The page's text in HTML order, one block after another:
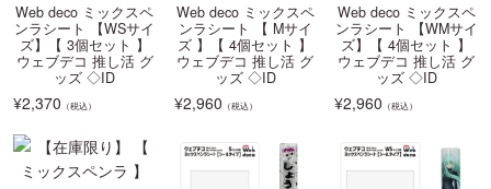
Web deco ミックスペ
ンラシート 【WSサイ
ズ】【 3個セット 】
ウェブデコ 推し活 グ
ッズ ◇ID
¥2,370 （税込）
Web deco ミックスペ
ンラシート 【 Mサイ
ズ 】【 4個セット 】
ウェブデコ 推し活 グ
ッズ ◇ID
¥2,960 （税込）
Web deco ミックスペ
ンラシート 【WMサイ
ズ】【 4個セット 】
ウェブデコ 推し活 グ
ッズ ◇ID
¥2,960 （税込）